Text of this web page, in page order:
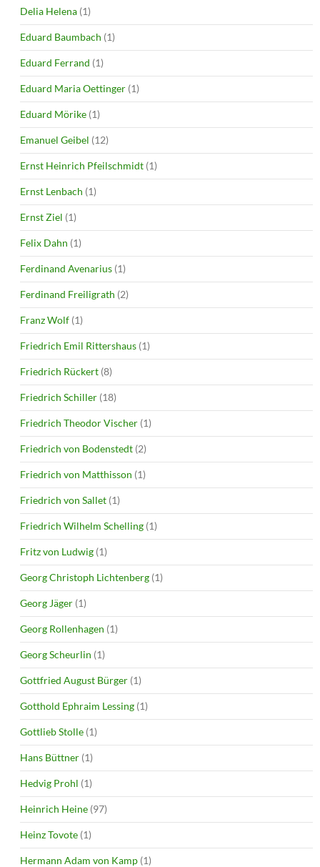
Delia Helena (1)
Eduard Baumbach (1)
Eduard Ferrand (1)
Eduard Maria Oettinger (1)
Eduard Mörike (1)
Emanuel Geibel (12)
Ernst Heinrich Pfeilschmidt (1)
Ernst Lenbach (1)
Ernst Ziel (1)
Felix Dahn (1)
Ferdinand Avenarius (1)
Ferdinand Freiligrath (2)
Franz Wolf (1)
Friedrich Emil Rittershaus (1)
Friedrich Rückert (8)
Friedrich Schiller (18)
Friedrich Theodor Vischer (1)
Friedrich von Bodenstedt (2)
Friedrich von Matthisson (1)
Friedrich von Sallet (1)
Friedrich Wilhelm Schelling (1)
Fritz von Ludwig (1)
Georg Christoph Lichtenberg (1)
Georg Jäger (1)
Georg Rollenhagen (1)
Georg Scheurlin (1)
Gottfried August Bürger (1)
Gotthold Ephraim Lessing (1)
Gottlieb Stolle (1)
Hans Büttner (1)
Hedvig Prohl (1)
Heinrich Heine (97)
Heinz Tovote (1)
Hermann Adam von Kamp (1)